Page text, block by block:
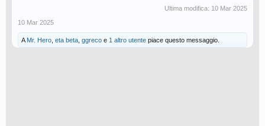
Ultima modifica: 10 Mar 2025
10 Mar 2025
A Mr. Hero eta beta ggreco e 1 altro utente piace questo messaggio.